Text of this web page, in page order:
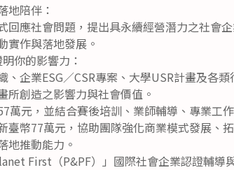
陪伴：
回應社會問題，提出具永續經營潛力之社會
實作與落地發展。
你的影響力：
、企業ESG／CSR專案、大學USR計畫及各
所創造之影響力與社會價值。
萬元，並結合賽後培訓、業師輔導、專業工
臺幣77萬元，協助團隊強化商業模式發展、
地推動能力。
First（P&PF）」國際社會企業認證輔導